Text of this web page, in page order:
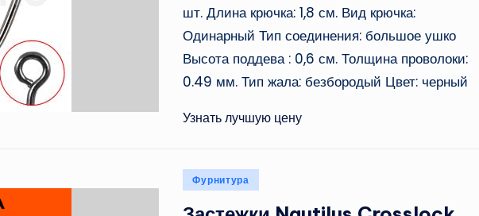
шт. Длина крючка: 1,8 см. Вид крючка:
Одинарный Тип соединения: большое ушко
Высота поддева : 0,6 см. Толщина проволоки:
0.49 мм. Тип жала: безбородый Цвет: черный
Узнать лучшую цену
Опубликовано
Фурнитура